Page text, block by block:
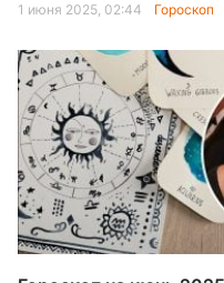
1 июня 2025, 02:44 Гороскоп